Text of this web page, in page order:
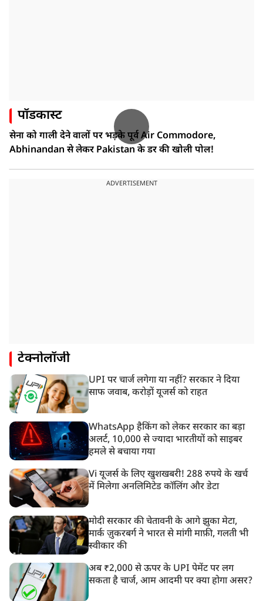
पॉडकास्ट
सेना को गाली देने वालों पर भड़के पूर्व Air Commodore,
Abhinandan से लेकर Pakistan के डर की खोली पोल!
ADVERTISEMENT
टेक्नोलॉजी
UPI पर चार्ज लगेगा या नहीं? सरकार ने दिया
साफ जवाब, करोड़ों यूजर्स को राहत
WhatsApp हैकिंग को लेकर सरकार का बड़ा
अलर्ट, 10,000 से ज्यादा भारतीयों को साइबर
हमले से बचाया गया
Vi यूजर्स के लिए खुशखबरी! 288 रुपये के खर्च
में मिलेगा अनलिमिटेड कॉलिंग और डेटा
मोदी सरकार की चेतावनी के आगे झुका मेटा,
मार्क ज़ुकरबर्ग ने भारत से मांगी माफ़ी, गलती भी
स्वीकार की
अब ₹2,000 से ऊपर के UPI पेमेंट पर लग
सकता है चार्ज, आम आदमी पर क्या होगा असर?